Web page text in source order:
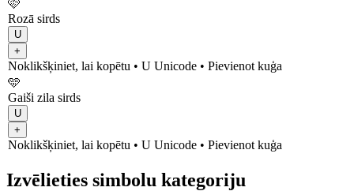
🩷
Rozā sirds
U
+
Noklikšķiniet, lai kopētu • U Unicode • Pievienot kuģa
🩵
Gaiši zila sirds
U
+
Noklikšķiniet, lai kopētu • U Unicode • Pievienot kuģa
Izvēlieties simbolu kategoriju